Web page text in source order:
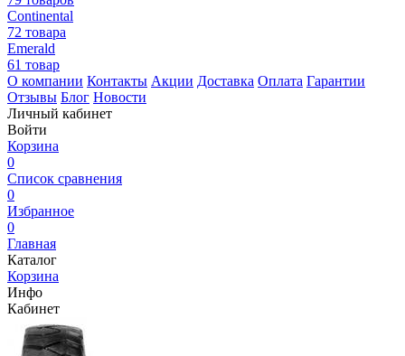
Continental
72 товара
Emerald
61 товар
О компании Контакты Акции Доставка Оплата Гарантии
Отзывы Блог Новости
Личный кабинет
Войти
Корзина
0
Список сравнения
0
Избранное
0
Главная
Каталог
Корзина
Инфо
Кабинет